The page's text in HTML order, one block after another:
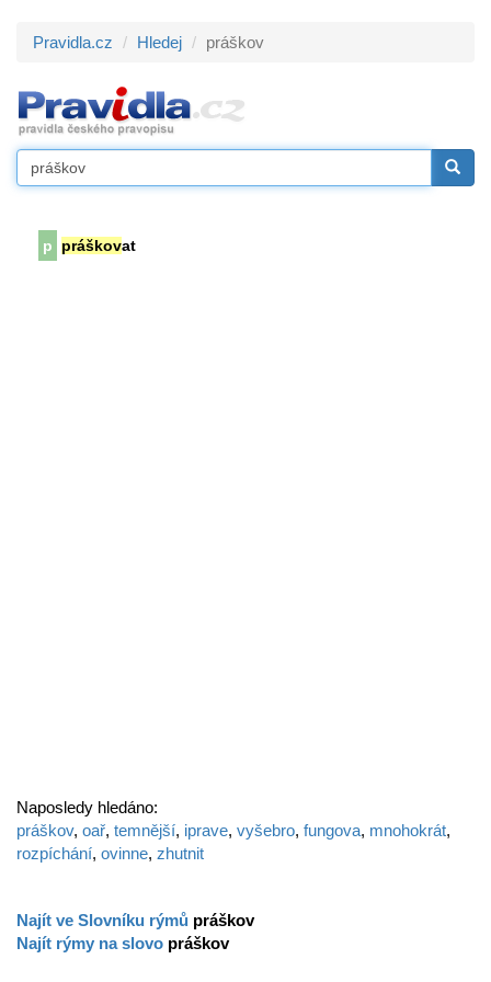
Pravidla.cz Hledej práškov
p práškovat
Naposledy hledáno:
práškov, oař, temnější, iprave, vyšebro, fungova, mnohokrát,
rozpíchání, ovinne, zhutnit
Najít ve Slovníku rýmů práškov
Najít rýmy na slovo práškov